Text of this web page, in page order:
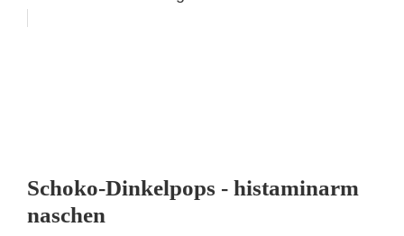
Schoko-Dinkelpops - histaminarm
naschen